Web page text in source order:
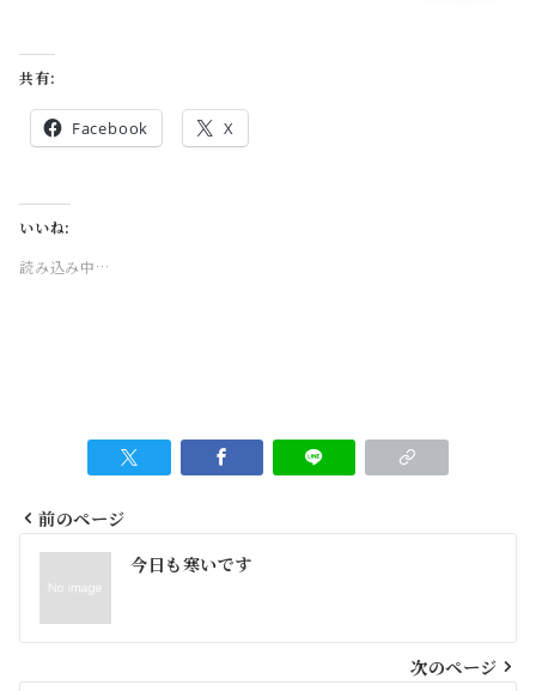
共有:
Facebook X
いいね:
読み込み中…
投
ナ
ビ
前のページ
今日も寒いです
次のページ